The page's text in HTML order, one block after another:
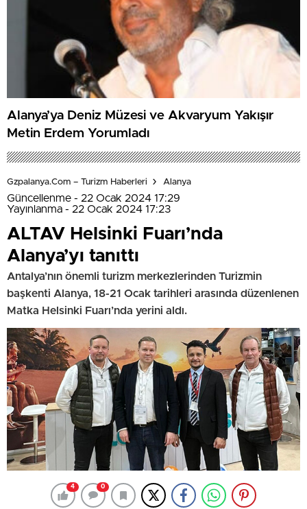
Alanya’ya Deniz Müzesi ve Akvaryum Yakışır
Metin Erdem Yorumladı
Gzpalanya.com – Turizm Haberleri Alanya
Güncellenme - 22 Ocak 2024 17:29
Yayınlanma - 22 Ocak 2024 17:23
ALTAV Helsinki Fuarı’nda
Alanya’yı tanıttı
Antalya’nın önemli turizm merkezlerinden Turizmin
başkenti Alanya, 18-21 Ocak tarihleri arasında düzenlenen
Matka Helsinki Fuarı’nda yerini aldı.
4 0